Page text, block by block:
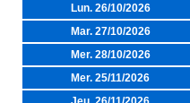
Lun. 26/10/2026
Mar. 27/10/2026
Mer. 28/10/2026
Mer. 25/11/2026